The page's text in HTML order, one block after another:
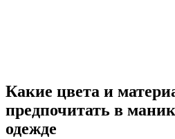
Какие цвета и
предпочитать в
одежде